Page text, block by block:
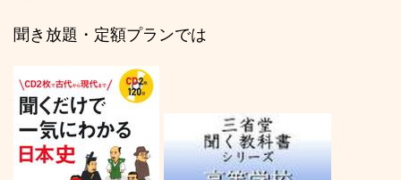
聞き放題・定額プランでは